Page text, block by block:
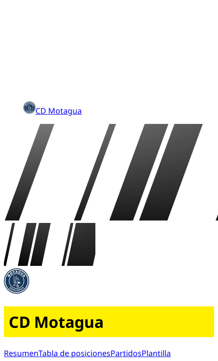
CD Motagua
CD Motagua
ResumenTabla de posicionesPartidosPlantilla